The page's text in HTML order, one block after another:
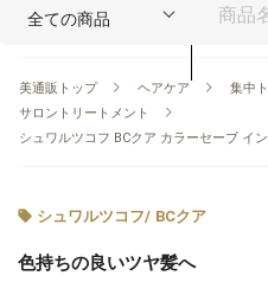
美通販トップ ヘアケア
集中
サロントリートメント
シュワルツコフ BCクア カラーセーブ イ
シュワルツコフ/ BCクア
色持ちの良いツヤ髪へ